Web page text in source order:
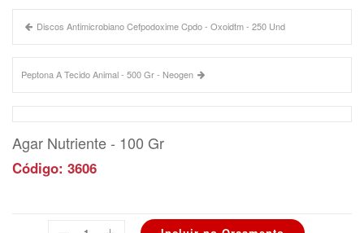
Discos Antimicrobiano Cefpodoxime Cpdo - Oxoidtm - 250 Und
Peptona A Tecido Animal - 500 Gr - Neogen
Agar Nutriente - 100 Gr
Código: 3606